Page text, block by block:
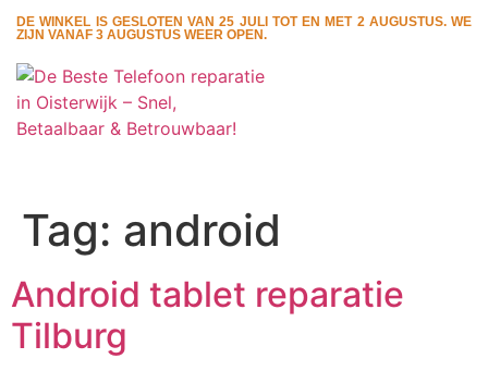
DE WINKEL IS GESLOTEN VAN 25 JULI TOT EN MET 2 AUGUSTUS. WE
ZIJN VANAF 3 AUGUSTUS WEER OPEN.
Tag: android
Android tablet reparatie
Tilburg